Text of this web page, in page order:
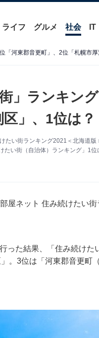
ライフ グルメ 社会
「河東郡音更町」、2位「札幌市厚
」ランキン
」、1位は？
たい街ランキング2021＜北海道版
い街（自治体）ランキング」1位
屋ネット 住み続けたい
った結果、「住み続けた
。3位は「河東郡音更町